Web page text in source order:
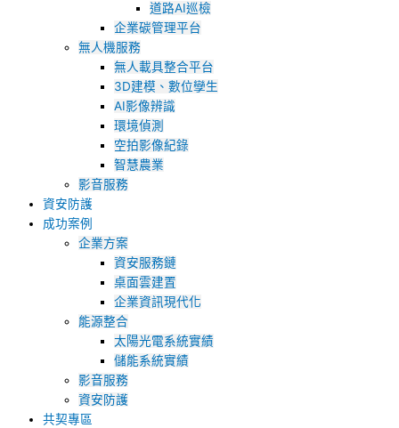
道路AI巡檢
企業碳管理平台
無人機服務
無人載具整合平台
3D建模、數位孿生
AI影像辨識
環境偵測
空拍影像紀錄
智慧農業
影音服務
資安防護
成功案例
企業方案
資安服務鏈
桌面雲建置
企業資訊現代化
能源整合
太陽光電系統實績
儲能系統實績
影音服務
資安防護
共契專區